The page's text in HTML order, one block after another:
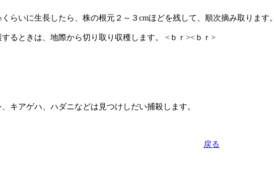
らいに生長したら、株の根元２～３cmほどを残して、順次摘み取ります。
するときは、地際から切り取り収穫します。 <ｂｒ><ｂｒ>
キアゲハ、ハダニなどは見つけしだい捕殺します。
戻る